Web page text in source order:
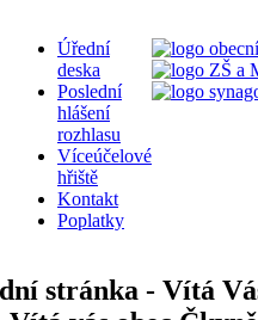
Úřední
deska
Poslední
hlášení
rozhlasu
Víceúčelové
hřiště
Kontakt
Poplatky